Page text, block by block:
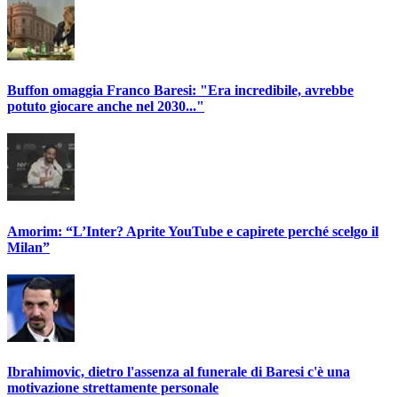
Buffon omaggia Franco Baresi: "Era incredibile, avrebbe
potuto giocare anche nel 2030..."
Amorim: “L’Inter? Aprite YouTube e capirete perché scelgo il
Milan”
Ibrahimovic, dietro l'assenza al funerale di Baresi c'è una
motivazione strettamente personale